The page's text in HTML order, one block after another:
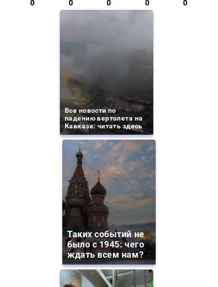
0 0 0 0 0
Все новости по
падению вертолета на
Кавказе: читать здесь
Таких событий не
было с 1945: чего
ждать всем нам?